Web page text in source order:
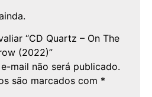
“CD Quartz – On The
(2022)”
mail não será publicado.
são marcados com *